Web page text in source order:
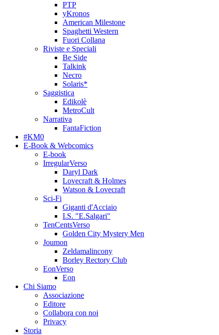
PTP
yKronos
American Milestone
Spaghetti Western
Fuori Collana
Riviste e Speciali
Be Side
Talkink
Necro
Solaris*
Saggistica
Edikolè
MetroCult
Narrativa
FantaFiction
#KM0
E-Book & Webcomics
E-book
IrregularVerso
Daryl Dark
Lovecraft & Holmes
Watson & Lovecraft
Sci-Fi
Giganti d'Acciaio
I.S. "E.Salgari"
TenCentsVerso
Golden City Mystery Men
Joumon
Zeldamalincony
Borley Rectory Club
EonVerso
Eon
Chi Siamo
Associazione
Editore
Collabora con noi
Privacy
Storia